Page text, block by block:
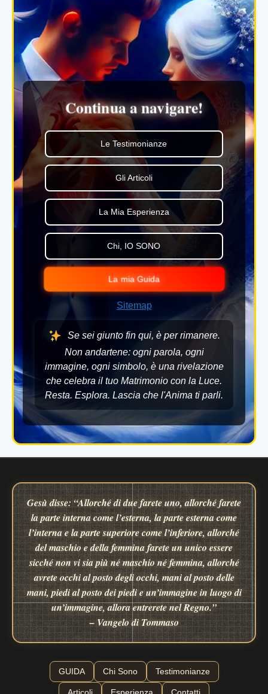
Continua a navigare!
Le Testimonianze
Gli Articoli
La Mia Esperienza
Chi, IO SONO
La mia Guida
Sitemap
Se sei giunto fin qui, è per rimanere.
Non andartene: ogni parola, ogni
immagine, ogni simbolo, è una rivelazione
che celebra il tuo Matrimonio con la Luce.
Resta. Esplora. Lascia che l'Anima ti parli.
Gesù disse: “Allorché di due farete uno, allorché farete
la parte interna come l’esterna, la parte esterna come
l’interna e la parte superiore come l’inferiore, allorché
del maschio e della femmina farete un unico essere
sicché non vi sia più né maschio né femmina, allorché
avrete occhi al posto degli occhi, mani al posto delle
mani, piedi al posto dei piedi e un’immagine in luogo di
un’immagine, allora entrerete nel Regno.”
– Vangelo di Tommaso
GUIDA Chi Sono Testimonianze